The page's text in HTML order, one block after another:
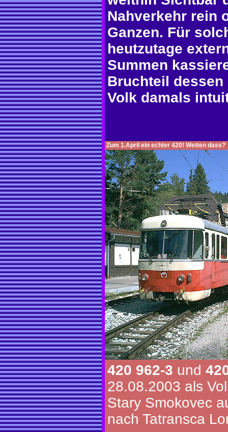
Nahverkehr rein
Ganzen. Für
heutzutage
Summen
Bruchteil
Volk damals
Zum 1.April ein echter 420! Wetten dass?
420 962-3 und
28.08.2003 als
Stary Smokovec
nach Tatransca